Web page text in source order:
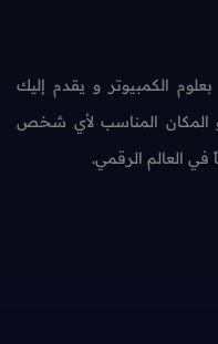
الكمبيوتر و يقدم إليك
المناسب لأي شخص
العالم الرقمي.